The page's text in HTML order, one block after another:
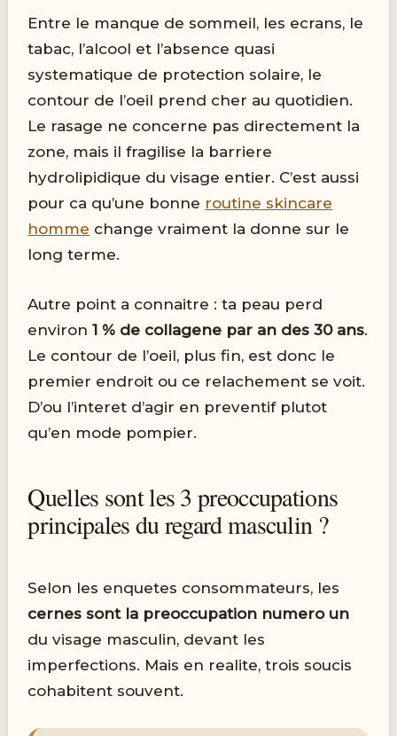
Entre le manque de sommeil, les ecrans, le
tabac, l’alcool et l’absence quasi
systematique de protection solaire, le
contour de l’oeil prend cher au quotidien.
Le rasage ne concerne pas directement la
zone, mais il fragilise la barriere
hydrolipidique du visage entier. C’est aussi
pour ca qu’une bonne routine skincare
homme change vraiment la donne sur le
long terme.
Autre point a connaitre : ta peau perd
environ1 % de collagene par an des 30 ans.
Le contour de l’oeil, plus fin, est donc le
premier endroit ou ce relachement se voit.
D’ou l’interet d’agir en preventif plutot
qu’en mode pompier.
Quelles sont les 3 preoccupations
principales du regard masculin ?
Selon les enquetes consommateurs, les
cernes sont la preoccupation numero un
du visage masculin, devant les
imperfections. Mais en realite, trois soucis
cohabitent souvent.